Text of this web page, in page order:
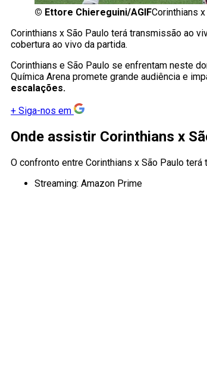
© Ettore Chiereguini/AGIFCorinthians
Corinthians x São Paulo terá transmissão ao
cobertura ao vivo da partida.
Corinthians e São Paulo se enfrentam neste
Química Arena promete grande audiência e
escalações.
+ Siga-nos em
Onde assistir Corinthians x
O confronto entre Corinthians x São Paulo
Streaming: Amazon Prime